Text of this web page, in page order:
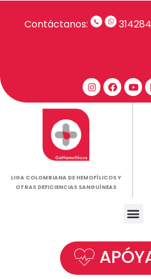
Contáctanos:
LIGA COLOMBIANA DE HEMOFÍLICOS Y
OTRAS DEFICIENCIAS SANGUÍNEAS